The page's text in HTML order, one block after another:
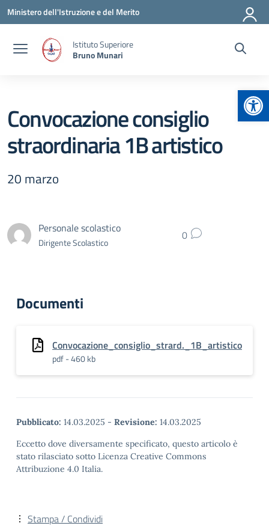
Vai ai contenuti
Vai al menu di navigazione
Vai al footer
Ministero dell'Istruzione e del Merito
Istituto Superiore
Bruno Munari
Convocazione consiglio
straordinaria 1B artistico
20 marzo
Personale scolastico
Dirigente Scolastico 0
Documenti
Convocazione_consiglio_strard._1B_artistico
pdf - 460 kb
Pubblicato: 14.03.2025 - Revisione: 14.03.2025
Eccetto dove diversamente specificato, questo articolo è
stato rilasciato sotto Licenza Creative Commons
Attribuzione 4.0 Italia.
Stampa / Condividi